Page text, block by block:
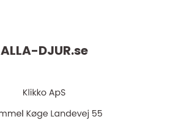
ALLA-DJUR.se